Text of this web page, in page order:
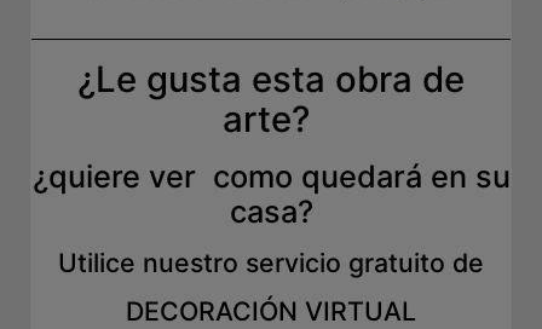
¿Le gusta esta obra de
arte?
¿quiere ver como quedará en su
casa?
Utilice nuestro servicio gratuito de
DECORACIÓN VIRTUAL